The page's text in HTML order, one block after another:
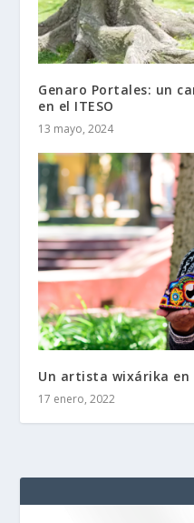
Genaro Portales: un
en el ITESO
13 mayo, 2024
Un artista wixárika en
17 enero, 2022